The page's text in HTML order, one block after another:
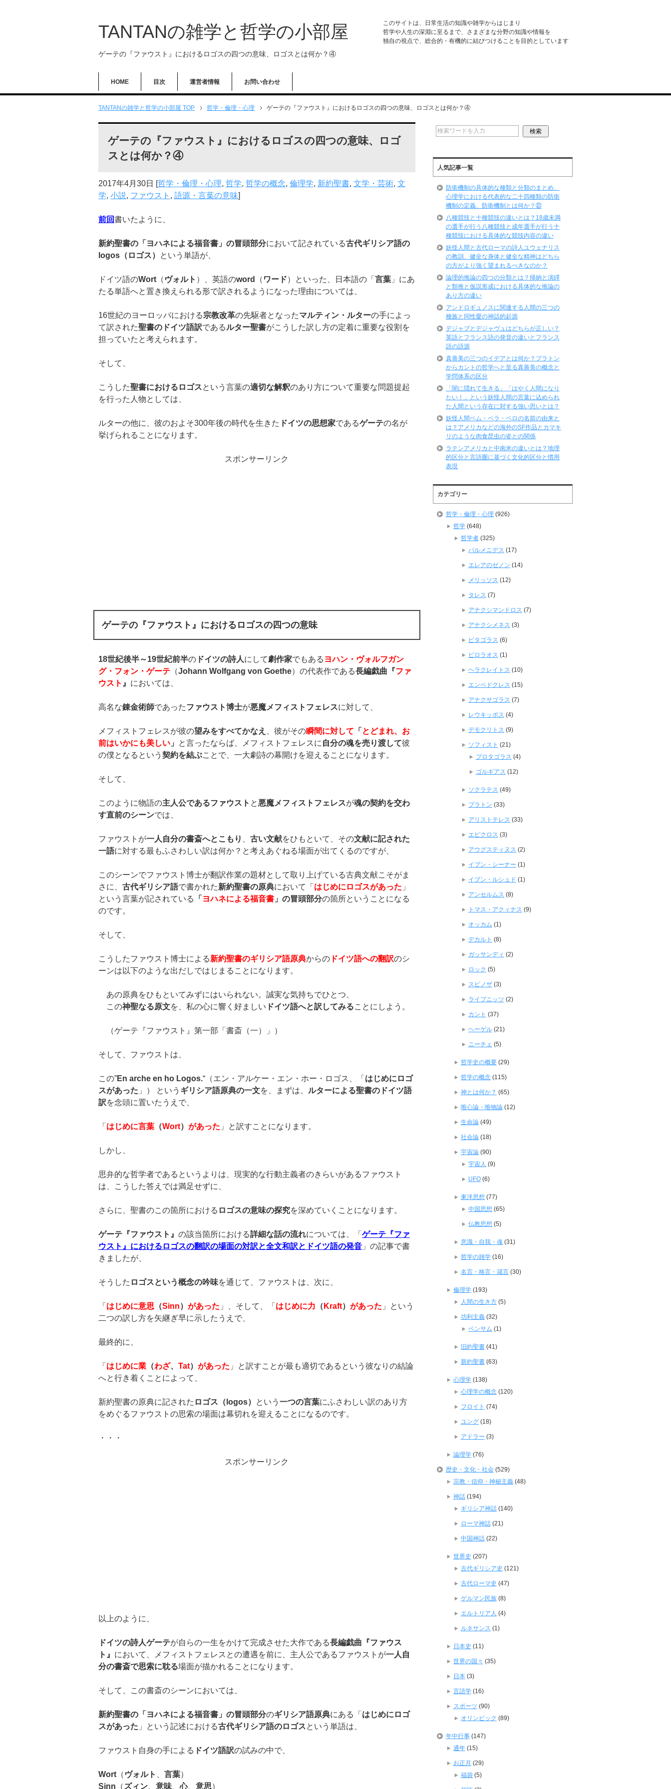
TANTANの雑学と哲学の小部屋
ゲーテの『ファウスト』におけるロゴスの四つの意味、ロゴスとは何か？④
このサイトは、日常生活の知識や雑学からはじまり
哲学や人生の深淵に至るまで、さまざまな分野の知識や情報を
独自の視点で、総合的・有機的に結びつけることを目的としています
HOME 目次 運営者情報 お問い合わせ
TANTANの雑学と哲学の小部屋 TOP 哲学・倫理・心理 ゲーテの『ファウスト』におけるロゴスの四つの意味、ロゴスとは何か？④
ゲーテの『ファウスト』におけるロゴスの四つの意味、ロゴ
スとは何か？④
2017年4月30日 [哲学・倫理・心理, 哲学, 哲学の概念, 倫理学, 新約聖書, 文学・芸術, 文
学, 小説, ファウスト , 語源・言葉の意味]
前回書いたように、
新約聖書の「ヨハネによる福音書」の冒頭部分において記されている古代ギリシア語の
logos （ロゴス） という単語が、
ドイツ語のWort （ ヴォルト ）、英語のword （ ワード）といった、日本語の「 言葉 」にあ
たる単語へと置き換えられる形で訳されるようになった理由については、
16世紀のヨーロッパにおける宗教改革の先駆者となったマルティン・ルターの手によっ
て訳された聖書のドイツ語訳であるルター聖書がこうした訳し方の定着に重要な役割を
担っていたと考えられます。
そして、
こうした聖書におけるロゴスという言葉の適切な解釈のあり方について重要な問題提起
を行った人物としては、
ルターの他に、彼のおよそ300年後の時代を生きた ドイツの思想家であるゲーテの名が
挙げられることになります。
スポンサーリンク
ゲーテの『ファウスト』におけるロゴスの四つの意味
18世紀後半～19世紀前半の ドイツの詩人にして劇作家でもある ヨハン・ヴォルフガン
グ・フォン・ゲーテ （Johann Wolfgang von Goethe）の代表作である長編戯曲『ファ
ウスト 』 においては、
高名な錬金術師であったファウスト博士が悪魔メフィストフェレスに対して、
メフィストフェレスが彼の望みをすべてかなえ 、彼がその瞬間に対して 「 とどまれ、お
前はいかにも美しい 」 と言ったならば、メフィストフェレスに 自分の魂を売り渡して彼
の僕となるという 契約を結ぶことで、一大劇詩の幕開けを迎えることになります。
そして、
このように物語の主人公であるファウスト と 悪魔メフィストフェレスが魂の契約を交わ
す直前のシーンでは、
ファウストが一人自分の書斎へとこもり 古い文献をひもといて、その文献に記された
一語に対する最もふさわしい訳は何か？と考えあぐねる場面が出てくるのですが、
このシーンでファウスト博士が翻訳作業の題材として取り上げている古典文献こそがま
さに、 古代ギリシア語で書かれた新約聖書の原典において「 はじめにロゴスがあった 」
という言葉が記されている
「 ヨハネによる福音書 」の冒頭部分の箇所ということになる
のです。
そして、
こうしたファウスト博士による新約聖書のギリシア語原典からの ドイツ語への翻訳のシ
ーンは以下のような出だしではじまることになります。
あの原典をひもといてみずにはいられない。誠実な気持ちでひとつ、
この神聖なる原文を、私の心に響く好ましい ドイツ語へと訳してみることにしよう。
（ゲーテ『ファウスト』第一部「書斎（一）」）
そして、ファウストは、
この”En arche en ho Logos.“（エン・アルケー・エン・ホー・ロゴス、「 はじめにロゴ
スがあった 」） という ギリシア語原典の一文を、まずは、 ルターによる聖書のドイツ語
訳を念頭に置いたうえで、
「 はじめに言葉 （Wort） があった 」と訳すことになります。
しかし、
思弁的な哲学者であるというよりは、現実的な行動主義者のきらいがあるファウスト
は、こうした答えでは満足せずに、
さらに、聖書のこの箇所における ロゴスの意味の探究を深めていくことになります。
ゲーテ『ファウスト』 の該当箇所における詳細な話の流れについては、「 ゲーテ『ファ
ウスト』におけるロゴスの翻訳の場面の対訳と全文和訳とドイツ語の発音 」の記事で書
きましたが、
そうした ロゴスという概念の吟味を通じて、ファウストは、次に、
「 はじめに意思 （Sinn） があった 」、そして、「 はじめに力 （ Kraft） があった 」という
二つの訳し方を矢継ぎ早に示したうえで、
最終的に、
「 はじめに業 （わざ、 Tat） があった 」と訳すことが最も適切であるという彼なりの結論
へと行き着くことによって、
新約聖書の原典に記された ロゴス（ logos） という 一つの言葉にふさわしい訳のあり方
をめぐるファウストの思索の場面は幕切れを迎えることになるのです。
・・・
スポンサーリンク
以上のように、
ドイツの詩人ゲーテが自らの一生をかけて完成させた大作である長編戯曲『ファウス
ト』 において、メフィストフェレスとの遭遇を前に、主人公であるファウストが一人自
分の書斎で思索に耽る場面が描かれることになります。
そして、この書斎のシーンにおいては、
新約聖書の「ヨハネによる福音書」の冒頭部分のギリシア語原典にある「 はじめにロゴ
スがあった 」という記述における古代ギリシア語のロゴスという単語は、
ファウスト自身の手による ドイツ語訳の試みの中で、
Wort （ ヴォルト 言葉）
Sinn （ ズィン 意味 、心、 意思）
人気記事一覧
防衛機制の具体的な種類と分類のまとめ、
心理学における代表的な二十四種類の防衛
機制の定義、防衛機制とは何か？㉛
八種競技と十種競技の違いとは？18歳未満
の選手が行う八種競技と成年選手が行う十
種競技における具体的な競技内容の違い
妖怪人間と古代ローマの詩人ユウェナリス
の教訓、健全な身体と健全な精神はどちら
の方がより強く望まれるべきなのか？
論理的推論の四つの分類とは？帰納と演繹
と類推と仮説形成における具体的な推論の
あり方の違い
アンドロギュノスに関連する人間の三つの
種族と同性愛の神話的起源
デジャブとデジャヴュはどちらが正しい？
英語とフランス語の発音の違いとフランス
語の語源
真善美の三つのイデアとは何か？プラトン
からカントの哲学へと至る真善美の概念と
学問体系の区分
「闇に隠れて生きる」「はやく人間になり
たい！」という妖怪人間の言葉に込められ
た人間という存在に対する強い思いとは？
妖怪人間ベム・ベラ・ベロの名前の由来と
は？アメリカなどの海外のSF作品とカマキ
リのような肉食昆虫の姿との関係
ラテンアメリカと中南米の違いとは？地理
的区分と言語圏に基づく文化的区分と慣用
表現
カテゴリー
哲学・倫理・心理 (926)
哲学(648)
哲学者(325)
パルメニデス (17)
エレアのゼノン (14)
メリッソス (12)
タレス (7)
アナクシマンドロス (7)
アナクシメネス (3)
ピタゴラス (6)
ピロラオス (1)
ヘラクレイトス (10)
エンペドクレス (15)
アナクサゴラス (7)
レウキッポス (4)
デモクリトス (9)
ソフィスト (21)
プロタゴラス (4)
ゴルギアス (12)
ソクラテス (49)
プラトン (33)
アリストテレス (33)
エピクロス (3)
アウグスティヌス (2)
イブン・シーナー (1)
イブン・ルシュド (1)
アンセルムス (8)
トマス・アクィナス (9)
オッカム (1)
デカルト (8)
ガッサンディ (2)
ロック (5)
スピノザ(3)
ライプニッツ (2)
カント (37)
ヘーゲル(21)
ニーチェ (5)
哲学史の概要(29)
哲学の概念(115)
神とは何か？ (65)
唯心論・唯物論(12)
生命論(49)
社会論(18)
宇宙論(90)
宇宙人 (9)
UFO(6)
東洋思想 (77)
中国思想 (65)
仏教思想 (5)
意識・自我・魂(31)
哲学の雑学(16)
名言・格言・箴言(30)
倫理学(193)
人間の生き方(5)
功利主義(32)
ベンサム (1)
旧約聖書(41)
新約聖書(63)
心理学(138)
心理学の概念(120)
フロイト (74)
ユング(18)
アドラー (3)
論理学(76)
歴史・文化・社会(529)
宗教・信仰・神秘主義(48)
神話(194)
ギリシア神話(140)
ローマ神話(21)
中国神話(22)
世界史 (207)
古代ギリシア史 (121)
古代ローマ史 (47)
ゲルマン民族(8)
エルトリア人 (4)
ルネサンス (1)
日本史 (11)
世界の国々 (35)
日本(3)
言語学(16)
スポーツ (90)
オリンピック (89)
年中行事(147)
通年(15)
お正月 (29)
福袋(5)